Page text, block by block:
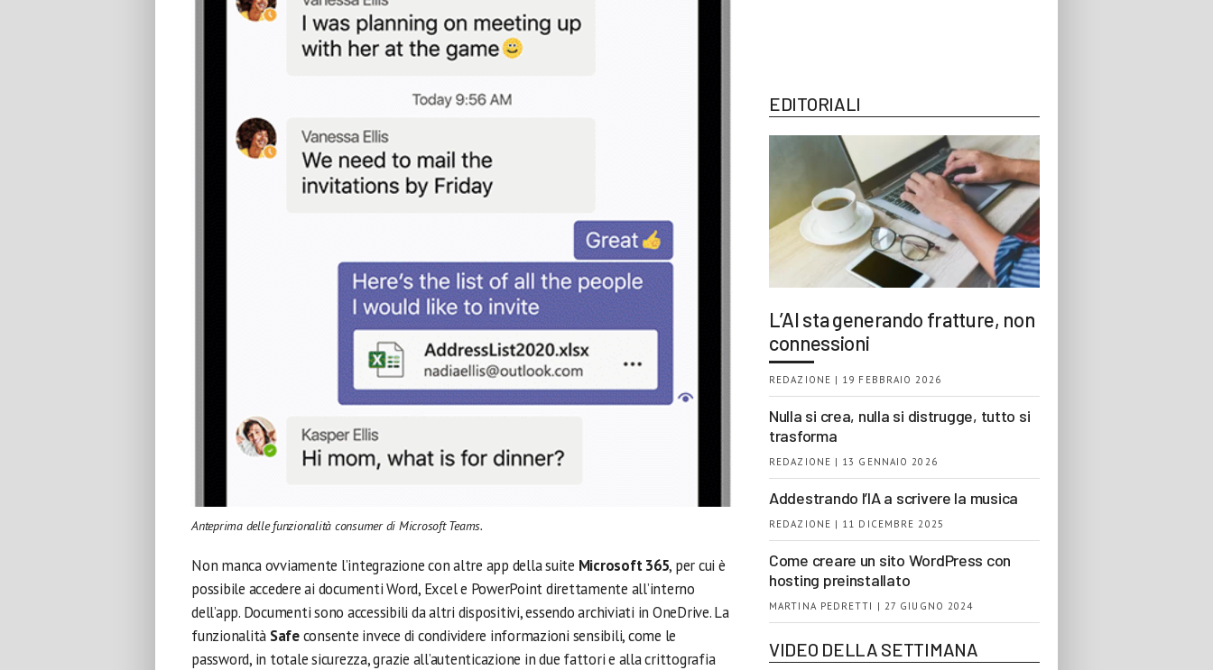
Anteprima delle funzionalità consumer di Microsoft Teams.
Non manca ovviamente l’integrazione con altre app della suite Microsoft 365, per cui è
possibile accedere ai documenti Word, Excel e PowerPoint direttamente all’interno
dell’app. Documenti sono accessibili da altri dispositivi, essendo archiviati in OneDrive. La
funzionalità Safeconsente invece di condividere informazioni sensibili, come le
password, in totale sicurezza, grazie all’autenticazione in due fattori e alla crittografia
EDITORIALI
L’AI sta generando fratture, non
connessioni
REDAZIONE | 19 FEBBRAIO 2026
Nulla si crea, nulla si distrugge, tutto si
trasforma
REDAZIONE | 13 GENNAIO 2026
Addestrando l’IA a scrivere la musica
REDAZIONE | 11 DICEMBRE 2025
Come creare un sito WordPress con
hosting preinstallato
MARTINA PEDRETTI | 27 GIUGNO 2024
VIDEO DELLA SETTIMANA